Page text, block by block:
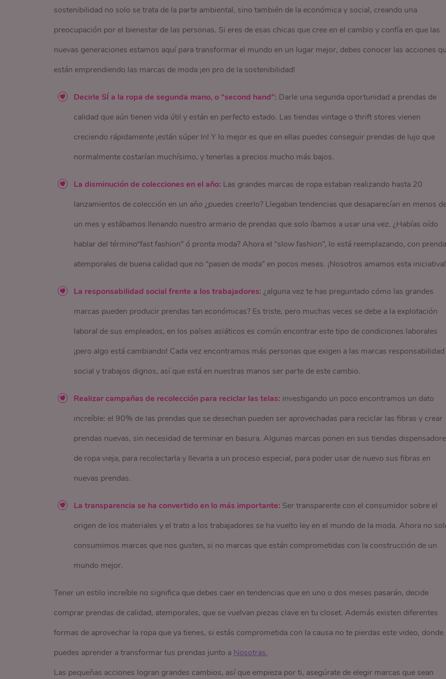
sostenibilidad no solo se trata de la parte ambiental, sino también de la económica y social, creando una
preocupación por el bienestar de las personas. Si eres de esas chicas que cree en el cambio y confía en que las
nuevas generaciones estamos aquí para transformar el mundo en un lugar mejor, debes conocer las acciones
están emprendiendo las marcas de moda ¡en pro de la sostenibilidad!
Decirle SÍ a la ropa de segunda mano, o “second hand”: Darle una segunda oportunidad a prendas de
calidad que aún tienen vida útil y están en perfecto estado. Las tiendas vintage o thrift stores vienen
creciendo rápidamente ¡están súper In! Y lo mejor es que en ellas puedes conseguir prendas de lujo que
normalmente costarían muchísimo, y tenerlas a precios mucho más bajos.
La disminución de colecciones en el año: Las grandes marcas de ropa estaban realizando hasta 20
lanzamientos de colección en un año ¿puedes creerlo? Llegaban tendencias que desaparecían en menos
un mes y estábamos llenando nuestro armario de prendas que solo íbamos a usar una vez. ¿Habías oído
hablar del término“fast fashion” ó pronta moda? Ahora el “slow fashion”, lo está reemplazando, con
atemporales de buena calidad que no “pasen de moda” en pocos meses. ¡Nosotros amamos esta iniciativa!
La responsabilidad social frente a los trabajadores: ¿alguna vez te has preguntado cómo las grandes
marcas pueden producir prendas tan económicas? Es triste, pero muchas veces se debe a la explotación
laboral de sus empleados, en los países asiáticos es común encontrar este tipo de condiciones laborales
¡pero algo está cambiando! Cada vez encontramos más personas que exigen a las marcas responsabilidad
social y trabajos dignos, así que está en nuestras manos ser parte de este cambio.
Realizar campañas de recolección para reciclar las telas: investigando un poco encontramos un dato
increíble: el 90% de las prendas que se desechan pueden ser aprovechadas para reciclar las fibras y crear
prendas nuevas, sin necesidad de terminar en basura. Algunas marcas ponen en sus tiendas
de ropa vieja, para recolectarla y llevarla a un proceso especial, para poder usar de nuevo sus fibras en
nuevas prendas.
La transparencia se ha convertido en lo más importante: Ser transparente con el consumidor sobre el
origen de los materiales y el trato a los trabajadores se ha vuelto ley en el mundo de la moda. Ahora no
consumimos marcas que nos gusten, si no marcas que están comprometidas con la construcción de un
mundo mejor.
Tener un estilo increíble no significa que debes caer en tendencias que en uno o dos meses pasarán, decide
comprar prendas de calidad, atemporales, que se vuelvan piezas clave en tu closet. Además existen diferentes
formas de aprovechar la ropa que ya tienes, si estás comprometida con la causa no te pierdas este video, donde
puedes aprender a transformar tus prendas junto a
Las pequeñas acciones logran grandes cambios, así que empieza por ti, asegúrate de elegir marcas que sean